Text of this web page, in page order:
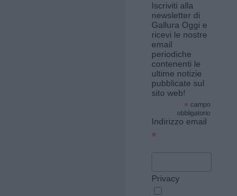
Iscriviti alla
newsletter di
Gallura Oggi e
ricevi le nostre
email
periodiche
contenenti le
ultime notizie
pubblicate sul
sito web!
* campo
obbligatorio
Indirizzo email
*
Privacy